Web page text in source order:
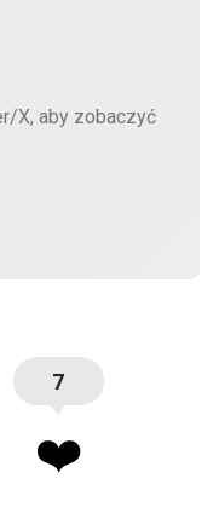
X, aby zobaczyć
7
❤️